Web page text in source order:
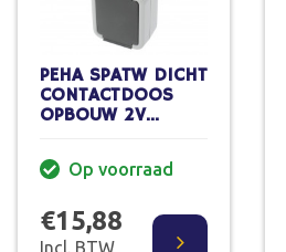
PEHA SPATW DICHT
CONTACTDOOS
OPBOUW 2V
VERTICAAL IP44
Op voorraad
€15,88
Incl. BTW